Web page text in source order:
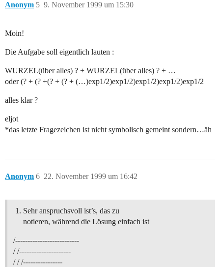
Anonym 9. November 1999 um 15:30
5
Moin!
Die Aufgabe soll eigentlich lauten :
WURZEL(über alles) ? + WURZEL(über alles) ? + …
oder (? + (? +(? + (? + (…)exp1/2)exp1/2)exp1/2)exp1/2)exp1/2
alles klar ?
eljot
*das letzte Fragezeichen ist nicht symbolisch gemeint sondern…äh
Anonym 22. November 1999 um 16:42
6
Sehr anspruchsvoll ist’s, das zu
notieren, während die Lösung einfach ist
/--------------------------
/ /---------------------
/ / /----------------